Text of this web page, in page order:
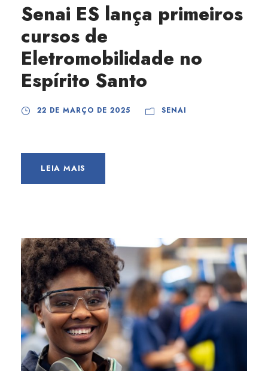
Senai ES lança primeiros
cursos de
Eletromobilidade no
Espírito Santo
22 DE MARÇO DE 2025 SENAI
LEIA MAIS